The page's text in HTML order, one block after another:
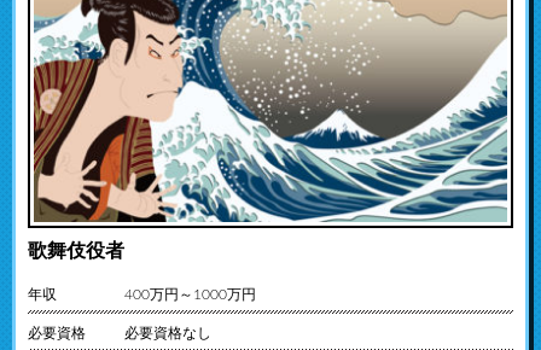
歌舞伎役者
年収 400万円～1000万円
必要資格 必要資格なし